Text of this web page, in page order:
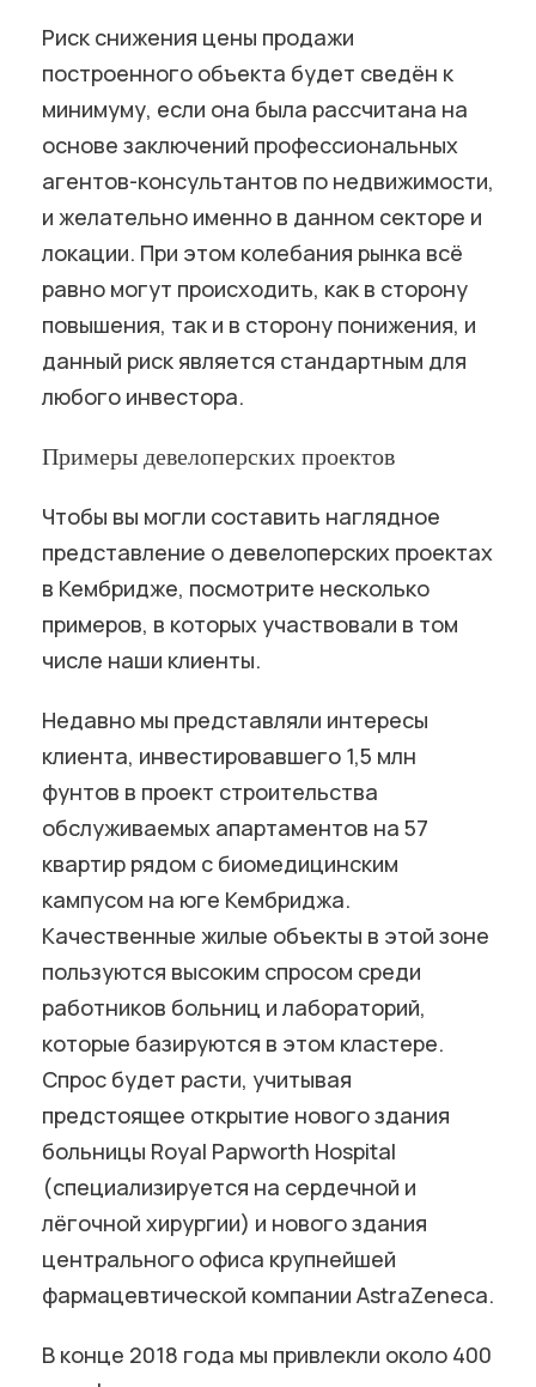
Риск снижения цены продажи
построенного объекта будет сведён к
минимуму, если она была рассчитана на
основе заключений профессиональных
агентов-консультантов по недвижимости,
и желательно именно в данном секторе и
локации. При этом колебания рынка всё
равно могут происходить, как в сторону
повышения, так и в сторону понижения, и
данный риск является стандартным для
любого инвестора.
Примеры девелоперских проектов
Чтобы вы могли составить наглядное
представление о девелоперских проектах
в Кембридже, посмотрите несколько
примеров, в которых участвовали в том
числе наши клиенты.
Недавно мы представляли интересы
клиента, инвестировавшего 1,5 млн
фунтов в проект строительства
обслуживаемых апартаментов на 57
квартир рядом с биомедицинским
кампусом на юге Кембриджа.
Качественные жилые объекты в этой зоне
пользуются высоким спросом среди
работников больниц и лабораторий,
которые базируются в этом кластере.
Спрос будет расти, учитывая
предстоящее открытие нового здания
больницы Royal Papworth Hospital
(специализируется на сердечной и
лёгочной хирургии) и нового здания
центрального офиса крупнейшей
фармацевтической компании AstraZeneca.
В конце 2018 года мы привлекли около 400